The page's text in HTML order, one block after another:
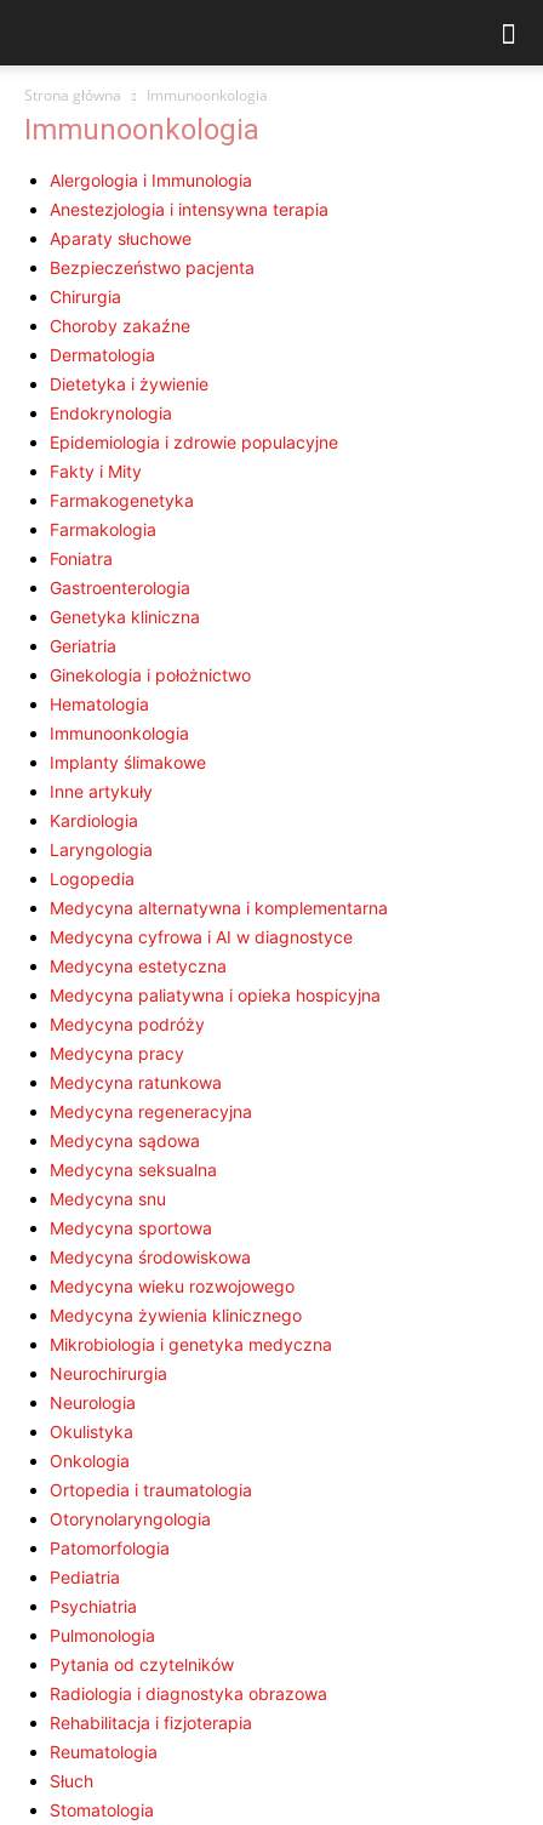
Strona główna Immunoonkologia
Immunoonkologia
Alergologia i Immunologia
Anestezjologia i intensywna terapia
Aparaty słuchowe
Bezpieczeństwo pacjenta
Chirurgia
Choroby zakaźne
Dermatologia
Dietetyka i żywienie
Endokrynologia
Epidemiologia i zdrowie populacyjne
Fakty i Mity
Farmakogenetyka
Farmakologia
Foniatra
Gastroenterologia
Genetyka kliniczna
Geriatria
Ginekologia i położnictwo
Hematologia
Immunoonkologia
Implanty ślimakowe
Inne artykuły
Kardiologia
Laryngologia
Logopedia
Medycyna alternatywna i komplementarna
Medycyna cyfrowa i AI w diagnostyce
Medycyna estetyczna
Medycyna paliatywna i opieka hospicyjna
Medycyna podróży
Medycyna pracy
Medycyna ratunkowa
Medycyna regeneracyjna
Medycyna sądowa
Medycyna seksualna
Medycyna snu
Medycyna sportowa
Medycyna środowiskowa
Medycyna wieku rozwojowego
Medycyna żywienia klinicznego
Mikrobiologia i genetyka medyczna
Neurochirurgia
Neurologia
Okulistyka
Onkologia
Ortopedia i traumatologia
Otorynolaryngologia
Patomorfologia
Pediatria
Psychiatria
Pulmonologia
Pytania od czytelników
Radiologia i diagnostyka obrazowa
Rehabilitacja i fizjoterapia
Reumatologia
Słuch
Stomatologia